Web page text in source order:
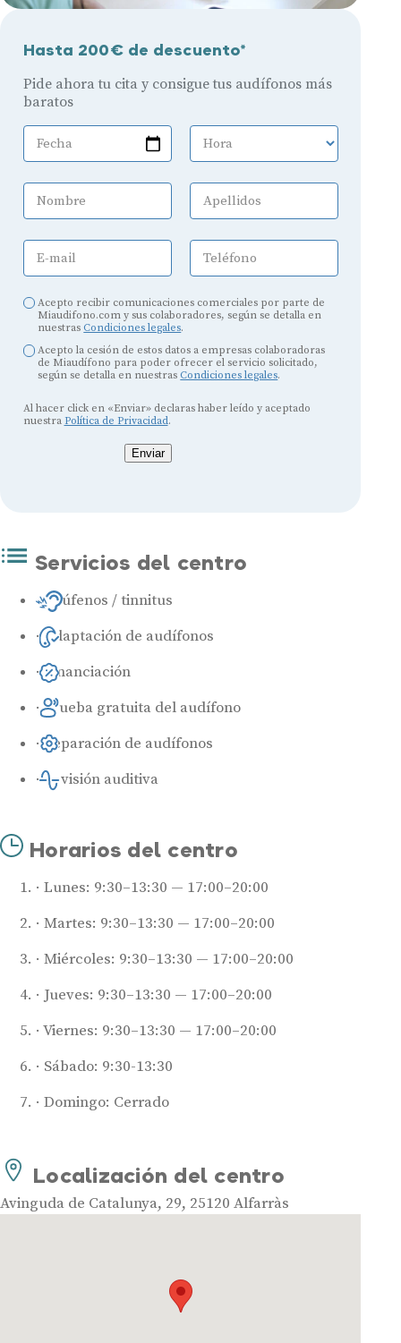
Hasta 200€ de descuento*
Pide ahora tu cita y consigue tus audífonos más
baratos
Fecha Hora
Nombre Apellidos
E-mail Teléfono
Acepto recibir comunicaciones comerciales por parte de
Miaudifono.com y sus colaboradores, según se detalla en
nuestras Condiciones legales.
Acepto la cesión de estos datos a empresas colaboradoras
de Miaudífono para poder ofrecer el servicio solicitado,
según se detalla en nuestras Condiciones legales.
Al hacer click en «Enviar» declaras haber leído y aceptado
nuestra Política de Privacidad.
Enviar
Servicios del centro
Acúfenos / tinnitus
Adaptación de audífonos
Financiación
Prueba gratuita del audífono
Reparación de audífonos
Revisión auditiva
Horarios del centro
Lunes: 9:30–13:30 — 17:00–20:00
Martes: 9:30–13:30 — 17:00–20:00
Miércoles: 9:30–13:30 — 17:00–20:00
Jueves: 9:30–13:30 — 17:00–20:00
Viernes: 9:30–13:30 — 17:00–20:00
Sábado: 9:30-13:30
Domingo: Cerrado
Localización del centro
Avinguda de Catalunya, 29, 25120 Alfarràs
Audífonos
Tipos de audífonos para la sordera
Audífonos invisibles
Audífonos potentes
Audífonos recargables